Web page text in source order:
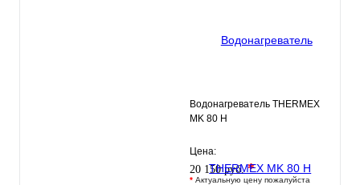
Водонагреватель THERMEX
MK 80 H
Цена:
20 150 руб.*
* Актуальную цену пожалуйста